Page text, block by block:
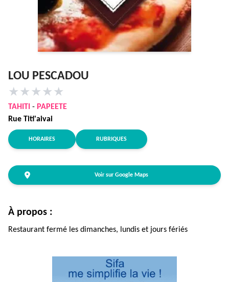
LOU PESCADOU
★ ★ ★ ★ ★
TAHITI - PAPEETE
Rue Titi'aivai
HORAIRES RUBRIQUES
Voir sur Google Maps
À propos :
Restaurant fermé les dimanches, lundis et jours fériés